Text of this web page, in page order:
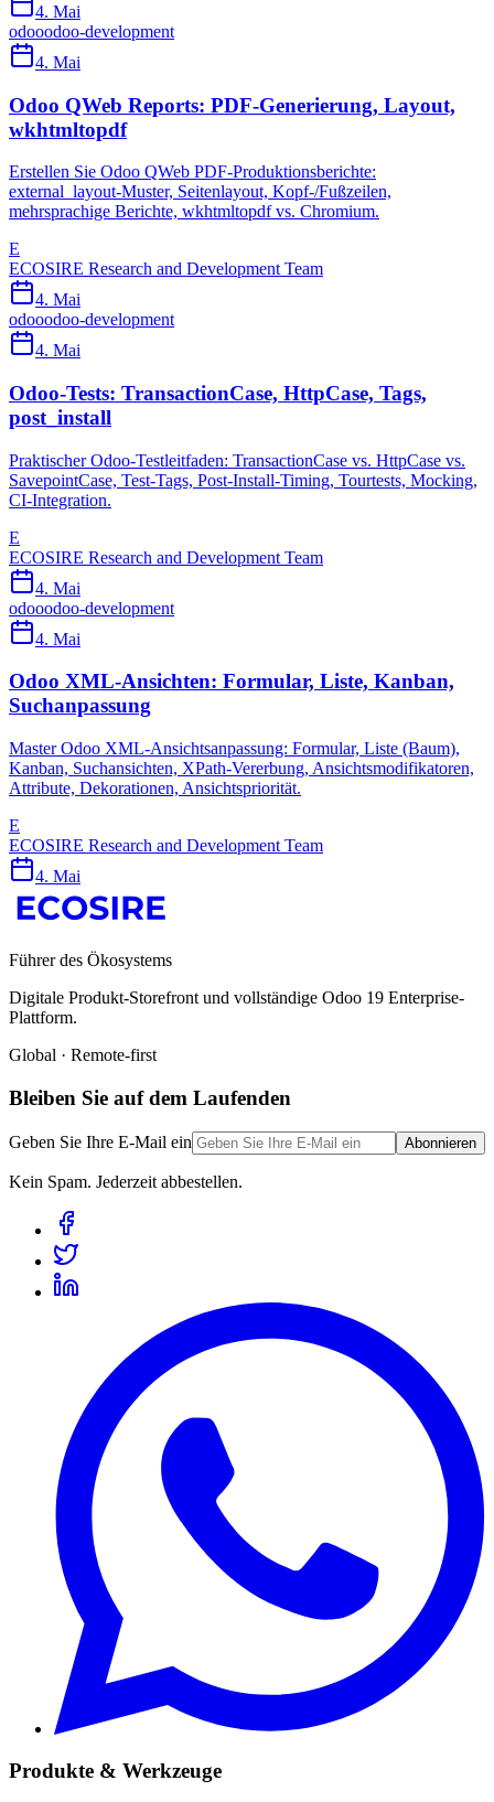
4. Mai
odooodoo-development
4. Mai
Odoo QWeb Reports: PDF-Generierung, Layout,
wkhtmltopdf
Erstellen Sie Odoo QWeb PDF-Produktionsberichte:
external_layout-Muster, Seitenlayout, Kopf-/Fußzeilen,
mehrsprachige Berichte, wkhtmltopdf vs. Chromium.
E
ECOSIRE Research and Development Team
4. Mai
odooodoo-development
4. Mai
Odoo-Tests: TransactionCase, HttpCase, Tags,
post_install
Praktischer Odoo-Testleitfaden: TransactionCase vs. HttpCase vs.
SavepointCase, Test-Tags, Post-Install-Timing, Tourtests, Mocking,
CI-Integration.
E
ECOSIRE Research and Development Team
4. Mai
odooodoo-development
4. Mai
Odoo XML-Ansichten: Formular, Liste, Kanban,
Suchanpassung
Master Odoo XML-Ansichtsanpassung: Formular, Liste (Baum),
Kanban, Suchansichten, XPath-Vererbung, Ansichtsmodifikatoren,
Attribute, Dekorationen, Ansichtspriorität.
E
ECOSIRE Research and Development Team
4. Mai
Führer des Ökosystems
Digitale Produkt-Storefront und vollständige Odoo 19 Enterprise-
Plattform.
Global · Remote-first
Bleiben Sie auf dem Laufenden
Geben Sie Ihre E-Mail ein Abonnieren
Kein Spam. Jederzeit abbestellen.
Produkte & Werkzeuge